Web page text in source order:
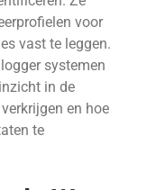
voor
vast te leggen.
systemen
in de
en hoe
te